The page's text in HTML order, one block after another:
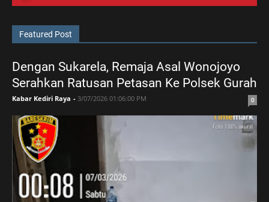
Featured Post
Dengan Sukarela, Remaja Asal Wonojoyo
Serahkan Ratusan Petasan Ke Polsek Gurah
Kabar Kediri Raya - 3/07/2026 01:06:00 PM 0